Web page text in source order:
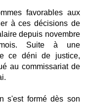
favorables aux
à ces décisions de
depuis novembre
Suite à une
ce déni de justice,
au commissariat de
s'est formé dès son